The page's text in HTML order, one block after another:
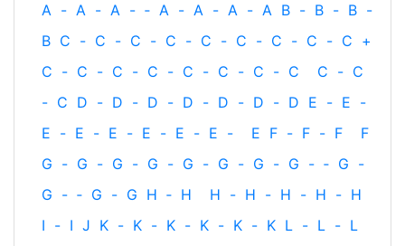
A - A - A - ‐ A - A - A - A B - B - B -
B C - C - C - C - C - C - C - C - C +
C - C - C - C - C - C - C - C C - C
- C D - D - D - D - D - D - D E - E -
E - E - E - E - E - E - E F - F - F
F
G - G - G - G - G - G - G - G - ‐ G -
G - ‐ G - G H ‐ H H - H - H - H - H
I - I J K - K - K - K - K - K L - L - L